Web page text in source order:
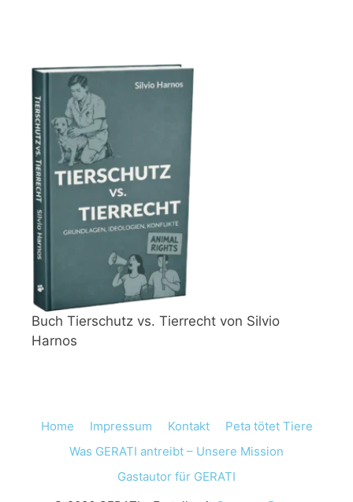
Buch Tierschutz vs. Tierrecht von Silvio
Harnos
Home Impressum Kontakt
Peta tötet Tiere
Was GERATI antreibt – Unsere Mission
Gastautor für GERATI